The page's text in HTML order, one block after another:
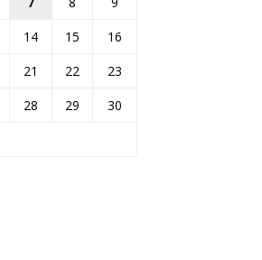
14 15
16
21 22
23
28 29
30